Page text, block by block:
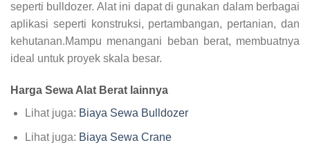
seperti bulldozer. Alat ini dapat di gunakan dalam berbagai
aplikasi seperti konstruksi, pertambangan, pertanian, dan
kehutanan.Mampu menangani beban berat, membuatnya
ideal untuk proyek skala besar.
Harga Sewa Alat Berat lainnya
Lihat juga: Biaya Sewa Bulldozer
Lihat juga: Biaya Sewa Crane